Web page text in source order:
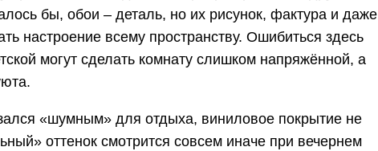
бы, обои – деталь, но их рисунок, фактура и даже
настроение всему пространству. Ошибиться здесь
могут сделать комнату слишком напряжённой, а
«шумным» для отдыха, виниловое покрытие не
оттенок смотрится совсем иначе при вечернем